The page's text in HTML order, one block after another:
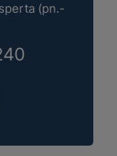
(pn.-